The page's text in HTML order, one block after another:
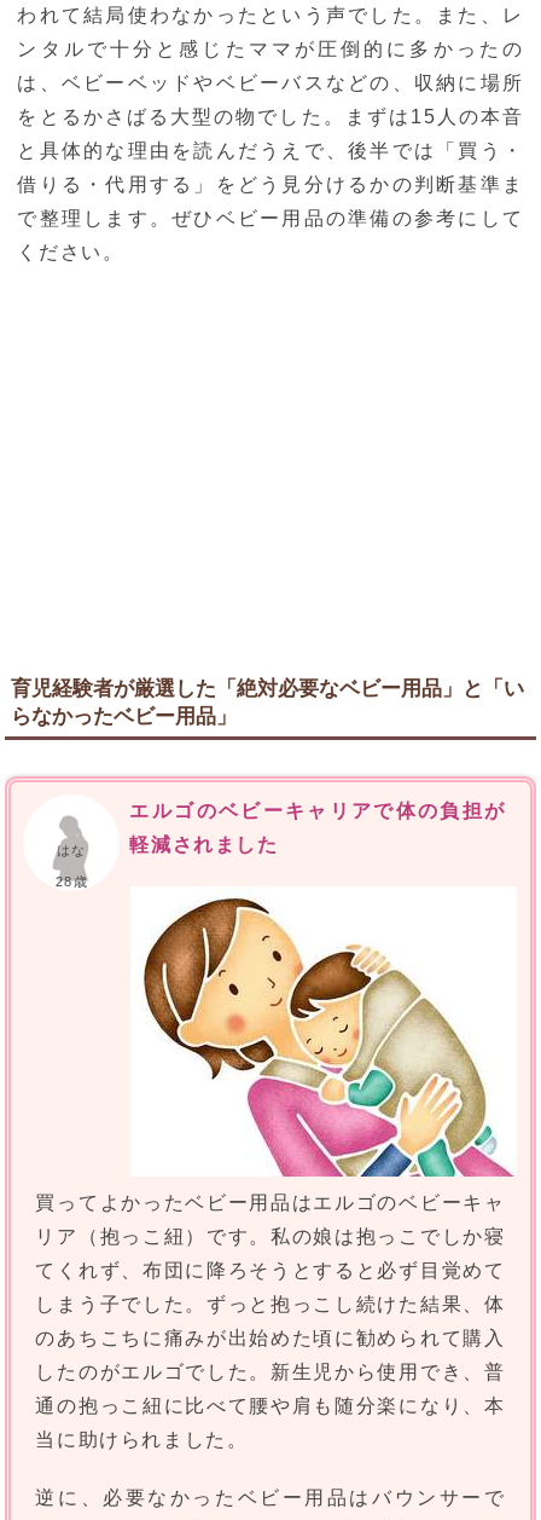
われて結局使わなかったという声でした。また、レ
ンタルで十分と感じたママが圧倒的に多かったの
は、ベビーベッドやベビーバスなどの、収納に場所
をとるかさばる大型の物でした。まずは15人の本音
と具体的な理由を読んだうえで、後半では「買う・
借りる・代用する」をどう見分けるかの判断基準ま
で整理します。ぜひベビー用品の準備の参考にして
ください。
育児経験者が厳選した「絶対必要なベビー用品」と「い
らなかったベビー用品」
はな
28歳
エルゴのベビーキャリアで体の負担が
軽減されました
買ってよかったベビー用品はエルゴのベビーキャ
リア（抱っこ紐）です。私の娘は抱っこでしか寝
てくれず、布団に降ろそうとすると必ず目覚めて
しまう子でした。ずっと抱っこし続けた結果、体
のあちこちに痛みが出始めた頃に勧められて購入
したのがエルゴでした。新生児から使用でき、普
通の抱っこ紐に比べて腰や肩も随分楽になり、本
当に助けられました。
逆に、必要なかったベビー用品はバウンサーで